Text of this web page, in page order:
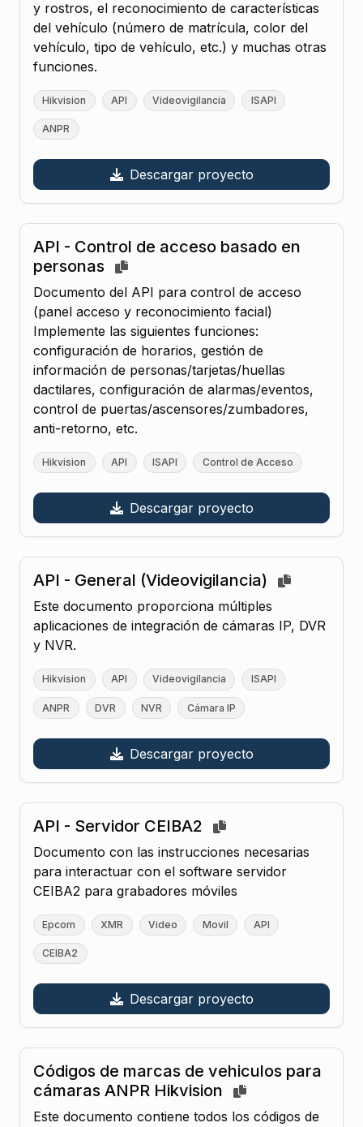
y rostros, el reconocimiento de características
del vehículo (número de matrícula, color del
vehículo, tipo de vehículo, etc.) y muchas otras
funciones.
Hikvision API Videovigilancia ISAPI
ANPR
Descargar proyecto
API - Control de acceso basado en
personas
Documento del API para control de acceso
(panel acceso y reconocimiento facial)
Implemente las siguientes funciones:
configuración de horarios, gestión de
información de personas/tarjetas/huellas
dactilares, configuración de alarmas/eventos,
control de puertas/ascensores/zumbadores,
anti-retorno, etc.
Hikvision API ISAPI Control de Acceso
Descargar proyecto
API - General (Videovigilancia)
Este documento proporciona múltiples
aplicaciones de integración de cámaras IP, DVR
y NVR.
Hikvision API Videovigilancia ISAPI
ANPR DVR NVR Cámara IP
Descargar proyecto
API - Servidor CEIBA2
Documento con las instrucciones necesarias
para interactuar con el software servidor
CEIBA2 para grabadores móviles
Epcom XMR Video Movil API
CEIBA2
Descargar proyecto
Códigos de marcas de vehiculos para
cámaras ANPR Hikvision
Este documento contiene todos los códigos de